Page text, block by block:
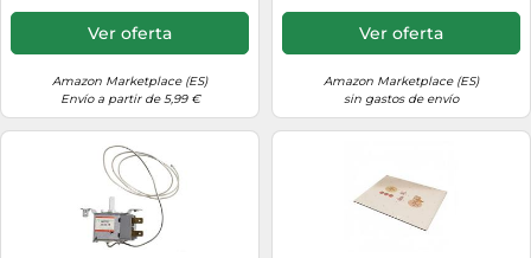
cocina, refrigerador,
congelador, blanco, 37,5 cm
Ver oferta
Amazon Marketplace (ES)
Envío a partir de 5,99 €
Puerta】
Ver oferta
Amazon Marketplace (ES)
sin gastos de envío